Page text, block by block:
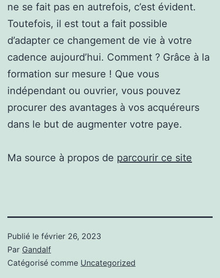
ne se fait pas en autrefois, c’est évident.
Toutefois, il est tout a fait possible
d’adapter ce changement de vie à votre
cadence aujourd’hui. Comment ? Grâce à la
formation sur mesure ! Que vous
indépendant ou ouvrier, vous pouvez
procurer des avantages à vos acquéreurs
dans le but de augmenter votre paye.
Ma source à propos de parcourir ce site
Publié le février 26, 2023
Par Gandalf
Catégorisé comme Uncategorized